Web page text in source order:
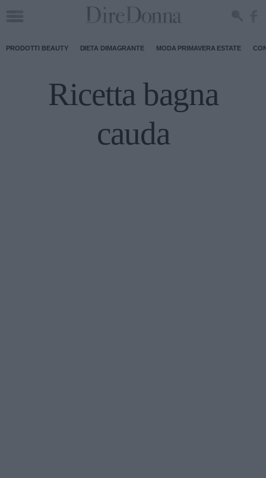
PRODOTTI BEAUTY DIETA DIMAGRANTE MODA PRIMAVERA ESTATE
Ricetta bagna
cauda